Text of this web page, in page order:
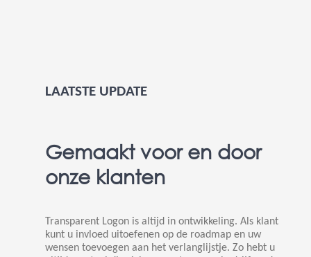
LAATSTE UPDATE
Gemaakt voor en door
onze klanten
Transparent Logon is altijd in ontwikkeling. Als klant
kunt u invloed uitoefenen op de roadmap en uw
wensen toevoegen aan het verlanglijstje. Zo hebt u